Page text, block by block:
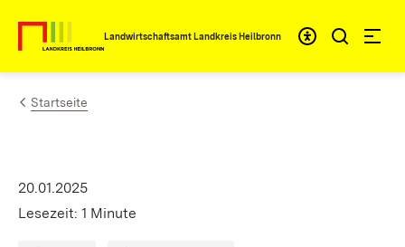
Zum Inhalt springen
Landwirtschaftsamt Landkreis Heilbronn
Startseite
20.01.2025
Lesezeit: 1 Minute